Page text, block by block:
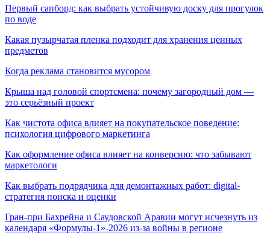
Первый сапборд: как выбрать устойчивую доску для прогулок
по воде
Какая пузырчатая пленка подходит для хранения ценных
предметов
Когда реклама становится мусором
Крыша над головой спортсмена: почему загородный дом —
это серьёзный проект
Как чистота офиса влияет на покупательское поведение:
психология цифрового маркетинга
Как оформление офиса влияет на конверсию: что забывают
маркетологи
Как выбрать подрядчика для демонтажных работ: digital-
стратегия поиска и оценки
Гран-при Бахрейна и Саудовской Аравии могут исчезнуть из
календаря «Формулы-1»-2026 из-за войны в регионе